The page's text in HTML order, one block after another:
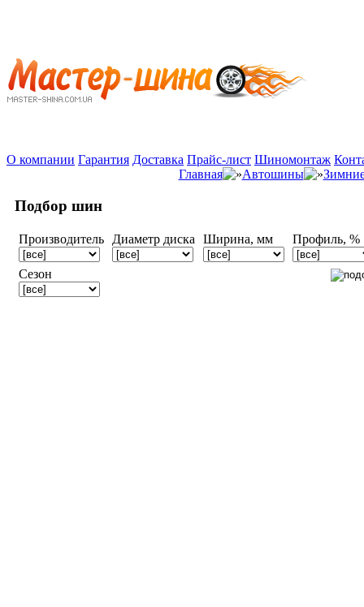
О компании Гарантия Доставка Прайс-лист Шиномонтаж
Главная
Автошины
Подбор шин
Производитель Диаметр диска Ширина, мм Профиль, %
Сезон